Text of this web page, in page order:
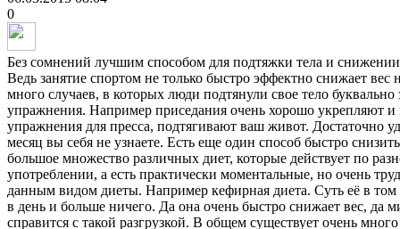
0
Без сомнений лучшим способом для подтяжки тела и
Ведь занятие спортом не только быстро эффектно снижает вес
много случаев, в которых люди подтянули свое тело
упражнения. Например приседания очень хорошо укрепляют
упражнения для пресса, подтягивают ваш живот. Достаточно
месяц вы себя не узнаете. Есть еще один способ быстро
большое множество различных диет, которые действует по
употреблении, а есть практически моментальные, но очень
данным видом диеты. Например кефирная диета. Суть её в том
в день и больше ничего. Да она очень быстро снижает вес, да
справится с такой разгрузкой. В общем существует очень